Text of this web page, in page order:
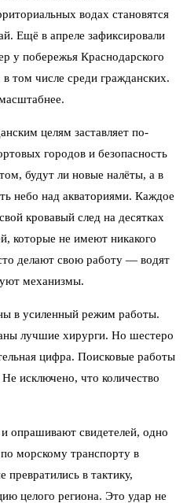
водах становятся
Ещё в апреле зафиксировали
у побережья Краснодарского
том числе среди гражданских.
целям заставляет по-
городов и безопасность
будут ли новые налёты, а в
небо над акваториями. Каждое
кровавый след на десятках
которые не имеют никакого
делают свою работу — водят
механизмы.
в усиленный режим работы.
лучшие хирурги. Но шестеро
цифра. Поисковые работы
исключено, что количество
опрашивают свидетелей, одно
морскому транспорту в
превратились в тактику,
целого региона. Это удар не